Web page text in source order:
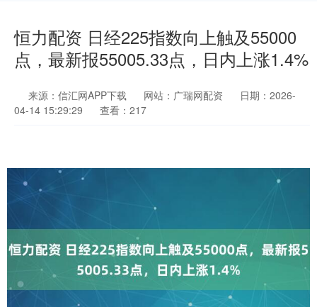
恒力配资 日经225指数向上触及55000
点，最新报55005.33点，日内上涨1.4%
来源：信汇网APP下载 网站：广瑞网配资
日期：2026-
04-14 15:29:29
查看：217